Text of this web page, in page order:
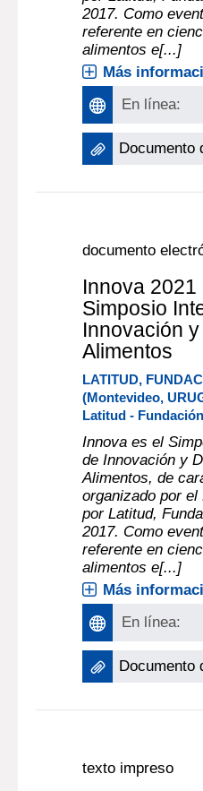
Tecnológico del
Innova es el
de Innovación y
Alimentos, de
organizado por
por Latitud,
2017. Como
referente en
alimentos e[...]
Más
documento
Innova 2021
Simposio
Innovación y
Alimentos
LATITUD,
(Montevideo,
Latitud -
Innova es el
de Innovación y
Alimentos, de
organizado por
por Latitud,
2017. Como
referente en
alimentos e[...]
Más